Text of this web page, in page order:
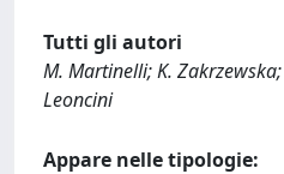
Tutti gli autori
M. Martinelli; K. Zakrzewska;
Leoncini
Appare nelle tipologie: